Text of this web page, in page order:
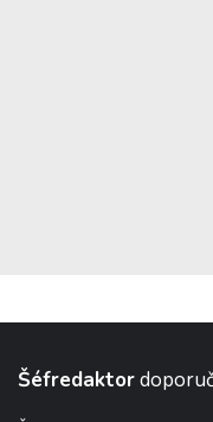
Šéfredaktor